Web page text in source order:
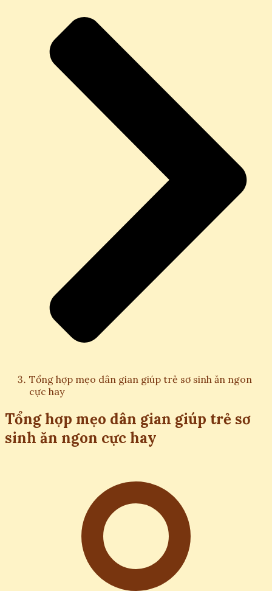
Tổng hợp mẹo dân gian giúp trẻ sơ sinh ăn ngon
cực hay
Tổng hợp mẹo dân gian giúp trẻ sơ
sinh ăn ngon cực hay